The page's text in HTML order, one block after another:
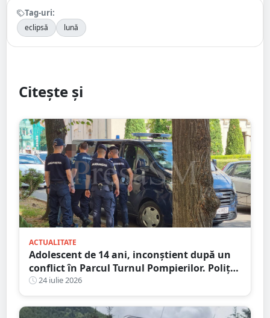
Tag-uri:
eclipsă lună
Citește și
ACTUALITATE
Adolescent de 14 ani, inconștient după un
conflict în Parcul Turnul Pompierilor. Poliția
a deschis dosar penal
24 iulie 2026